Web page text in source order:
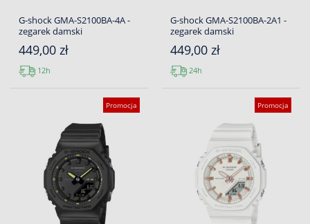
G-shock GMA-S2100BA-4A -
zegarek damski
449,00 zł
12h
G-shock GMA-S2100BA-2A1 -
zegarek damski
449,00 zł
24h
Promocja Promocja